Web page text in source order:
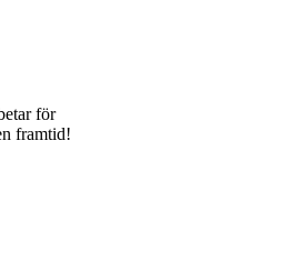
för
framtid!